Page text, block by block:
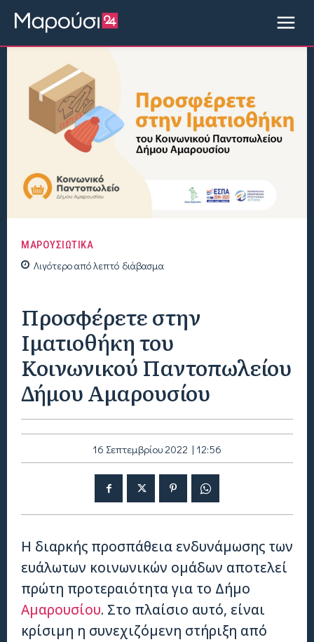
ΜΑΡΟΥΣΙΩΤΙΚΑ
Λιγότερο απόλεπτό διάβασμα
Προσφέρετε στην
Ιματιοθήκη του
Κοινωνικού Παντοπωλείου
Δήμου Αμαρουσίου
16 Σεπτεμβρίου 2022 | 12:56
Η διαρκής προσπάθεια ενδυνάμωσης των
ευάλωτων κοινωνικών ομάδων αποτελεί
πρώτη προτεραιότητα για το Δήμο
Αμαρουσίου. Στο πλαίσιο αυτό, είναι
κρίσιμη η συνεχιζόμενη στήριξη από